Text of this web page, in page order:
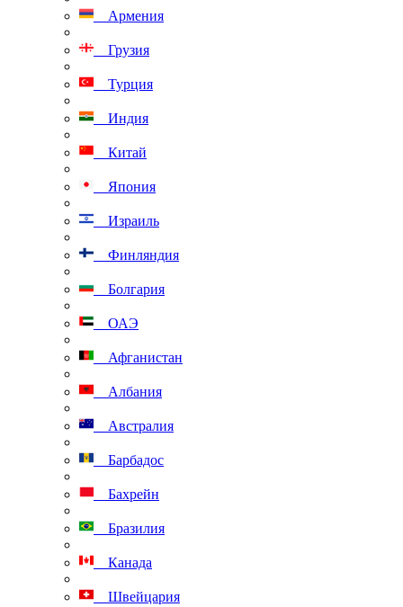
Армения
Грузия
Турция
Индия
Китай
Япония
Израиль
Финляндия
Болгария
ОАЭ
Афганистан
Албания
Австралия
Барбадос
Бахрейн
Бразилия
Канада
Швейцария